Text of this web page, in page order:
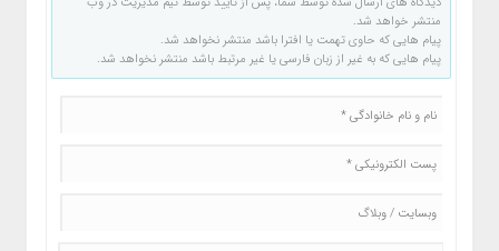
منتشر خواهد شد.
پیام هایی که حاوی تهمت یا افترا باشد منتشر نخواهد شد.
پیام هایی که به غیر از زبان فارسی یا غیر مرتبط باشد منتشر نخواهد شد.